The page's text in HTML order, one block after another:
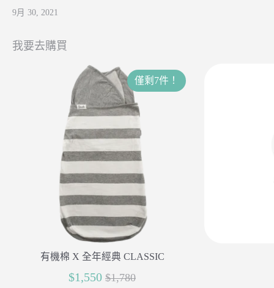
9月 30, 2021
我要去購買
有機棉 X 全年經典 CLASSIC
$1,550 正
$1,780
僅剩7件！